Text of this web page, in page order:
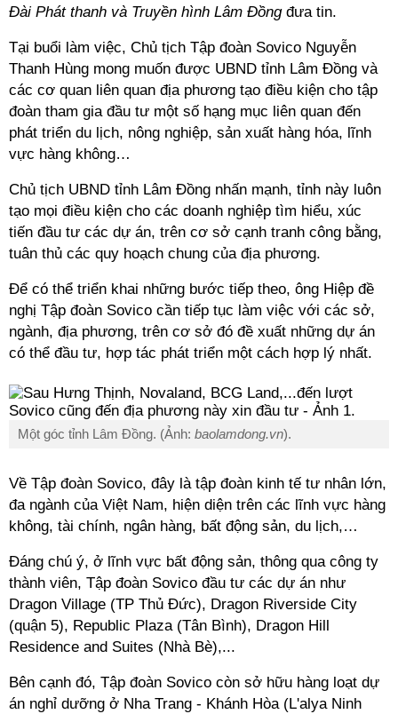
Đài Phát thanh và Truyền hình Lâm Đồngđưa tin.
Tại buổi làm việc, Chủ tịch Tập đoàn Sovico Nguyễn
Thanh Hùng mong muốn được UBND tỉnh Lâm Đồng và
các cơ quan liên quan địa phương tạo điều kiện cho tập
đoàn tham gia đầu tư một số hạng mục liên quan đến
phát triển du lịch, nông nghiệp, sản xuất hàng hóa, lĩnh
vực hàng không…
Chủ tịch UBND tỉnh Lâm Đồng nhấn mạnh, tỉnh này luôn
tạo mọi điều kiện cho các doanh nghiệp tìm hiểu, xúc
tiến đầu tư các dự án, trên cơ sở cạnh tranh công bằng,
tuân thủ các quy hoạch chung của địa phương.
Để có thể triển khai những bước tiếp theo, ông Hiệp đề
nghị Tập đoàn Sovico cần tiếp tục làm việc với các sở,
ngành, địa phương, trên cơ sở đó đề xuất những dự án
có thể đầu tư, hợp tác phát triển một cách hợp lý nhất.
Một góc tỉnh Lâm Đồng. (Ảnh: baolamdong.vn).
Về Tập đoàn Sovico, đây là tập đoàn kinh tế tư nhân lớn,
đa ngành của Việt Nam, hiện diện trên các lĩnh vực hàng
không, tài chính, ngân hàng, bất động sản, du lịch,…
Đáng chú ý, ở lĩnh vực bất động sản, thông qua công ty
thành viên, Tập đoàn Sovico đầu tư các dự án như
Dragon Village (TP Thủ Đức), Dragon Riverside City
(quận 5), Republic Plaza (Tân Bình), Dragon Hill
Residence and Suites (Nhà Bè),...
Bên cạnh đó, Tập đoàn Sovico còn sở hữu hàng loạt dự
án nghỉ dưỡng ở Nha Trang - Khánh Hòa (L'alya Ninh